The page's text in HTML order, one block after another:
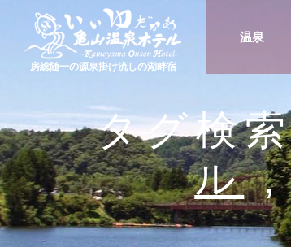
房総随一の源泉掛け流しの湖畔宿
温泉
タグ検
ル